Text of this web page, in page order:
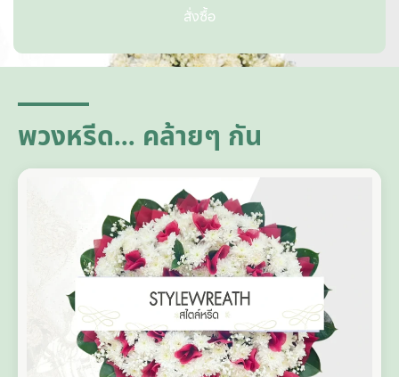
สั่งซื้อ
lt
e
n
a
ti
v
:
พวงหรีด... คล้ายๆ กัน